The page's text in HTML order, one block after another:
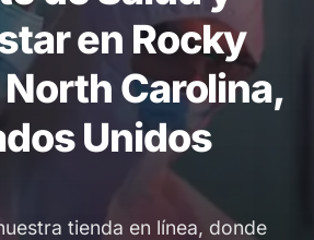
en Rocky
Carolina,
Unidos
tienda en línea, donde